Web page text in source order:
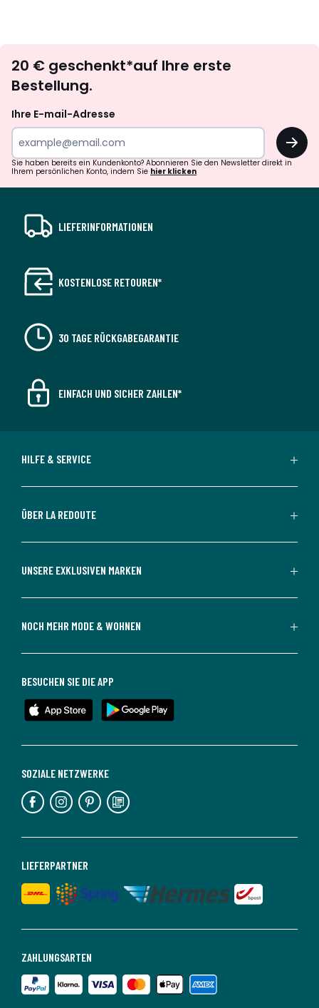
abonnieren
20 € geschenkt*auf Ihre erste
Bestellung.
Ihre E-mail-Adresse
OK
Sie haben bereits ein Kundenkonto? Abonnieren Sie den Newsletter direkt in
Ihrem persönlichen Konto, indem Sie hier klicken
LIEFERINFORMATIONEN
KOSTENLOSE RETOUREN*
30 TAGE RÜCKGABEGARANTIE
EINFACH UND SICHER ZAHLEN*
HILFE & SERVICE
ÜBER LA REDOUTE
UNSERE EXKLUSIVEN MARKEN
NOCH MEHR MODE & WOHNEN
ZAHLUNGSARTEN
LIEFERPARTNER
SOZIALE NETZWERKE
BESUCHEN SIE DIE APP